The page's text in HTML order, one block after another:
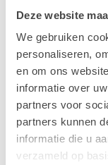
Deze website
We gebruiken
personaliseren,
en om ons
informatie over
partners voor
partners kunnen
informatie die u
verzameld op
In stock
I.AM
Gel
Pink
In stock